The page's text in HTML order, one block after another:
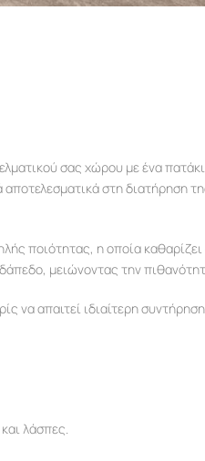
σας χώρου με ένα
στη διατήρηση
ποιότητας, η οποία
μειώνοντας την
να απαιτεί ιδιαίτερη
λάσπες.